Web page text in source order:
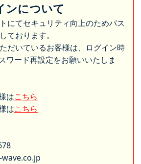
ンについて
にてセキュリティ向上のためパス
ております。
だいているお客様は、ログイン時
ワード再設定をお願いいたしま
はこちら
はこちら